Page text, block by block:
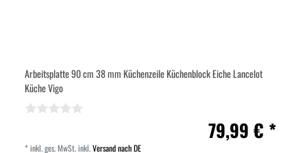
Arbeitsplatte 90 cm 38 mm Küchenzeile Küchenblock Eiche Lancelot
Küche Vigo
79,99 € *
*inkl. ges. MwSt.inkl.Versand nach DE